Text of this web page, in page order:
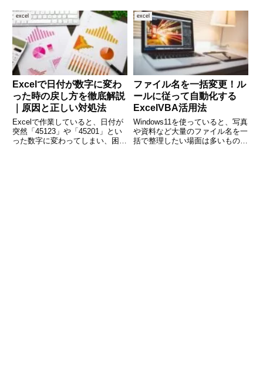
変更を保存して終了させること
で、ユーザー操作を最小限に抑え
られます。この記事では、VBA
でファイルを上書き保存する
るのは大変ですが、Excel関数
「IF」と「COUNTIF」を組み合
わせることで、自動的に重複をチ
ェックすることができ
excel
Excelで日付が数字に変わ
った時の戻し方を徹底解説
｜原因と正しい対処法
Excelで作業していると、日付が
突然「45123」や「45201」とい
った数字に変わってしまい、困っ
excel
ファイル名を一括変更！ル
ールに従って自動化する
ExcelVBA活用法
Windows11を使っていると、写真
や資料など大量のファイル名を一
括で整理したい場面は多いもので